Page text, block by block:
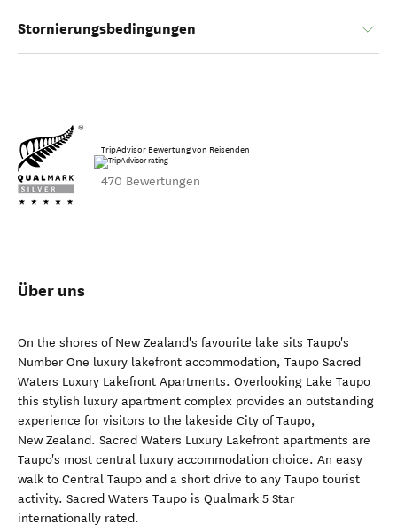
Stornierungsbedingungen
TripAdvisor Bewertung von Reisenden
470 Bewertungen
Über uns
On the shores of New Zealand's favourite lake sits Taupo's
Number One luxury lakefront accommodation, Taupo Sacred
Waters Luxury Lakefront Apartments. Overlooking Lake Taupo
this stylish luxury apartment complex provides an outstanding
experience for visitors to the lakeside City of Taupo,
New Zealand. Sacred Waters Luxury Lakefront apartments are
Taupo's most central luxury accommodation choice. An easy
walk to Central Taupo and a short drive to any Taupo tourist
activity. Sacred Waters Taupo is Qualmark 5 Star
internationally rated.